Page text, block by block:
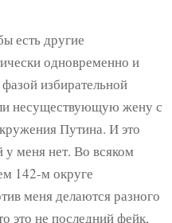
есть другие
одновременно и
избирательной
несуществующую жену с
Путина. И это
у меня нет. Во всяком
142-м округе
меня делаются разного
это не последний фейк,